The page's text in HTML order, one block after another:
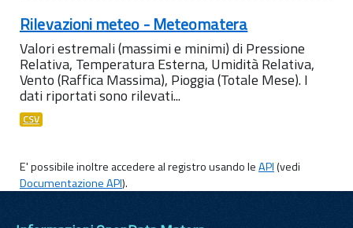
Rilevazioni meteo - Meteomatera
Valori estremali (massimi e minimi) di Pressione
Relativa, Temperatura Esterna, Umidità Relativa,
Vento (Raffica Massima), Pioggia (Totale Mese). I
dati riportati sono rilevati...
CSV
E' possibile inoltre accedere al registro usando leAPI(vedi
Documentazione API).